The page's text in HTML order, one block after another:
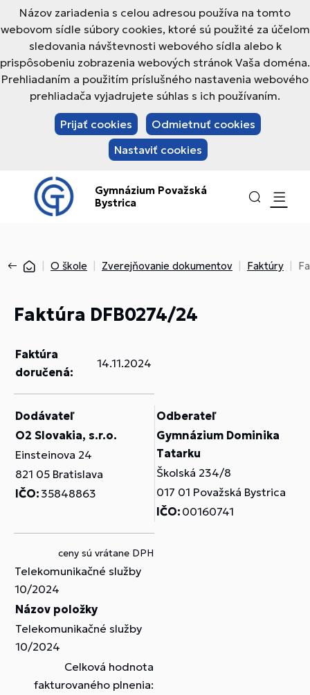
Názov zariadenia s celou adresou používa na tomto
webovom sídle súbory cookies, ktoré sú použité za účelom
sledovania návštevnosti webového sídla alebo k
prispôsobeniu zobrazenia webových stránok Vaša doména.
Prehliadaním a použitím príslušného nastavenia webového
prehliadača vyjadrujete súhlas s ich používaním.
Prijať cookies
Odmietnuť cookies
Nastaviť cookies
Gymnázium Považská
Bystrica
O škole Zverejňovanie dokumentov Faktúry
Faktúra DFB0274/24
Faktúra
doručená:
14.11.2024
Dodávateľ
O2 Slovakia, s.r.o.
Einsteinova 24
821 05 Bratislava
IČO: 35848863
Odberateľ
Gymnázium Dominika
Tatarku
Školská 234/8
017 01 Považská Bystrica
IČO: 00160741
ceny sú vrátane DPH
Telekomunikačné služby
10/2024
Názov položky
Telekomunikačné služby
10/2024
Celková hodnota
fakturovaného plnenia: